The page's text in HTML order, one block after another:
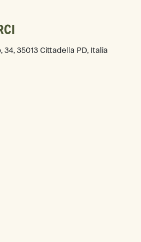
34, 35013 Cittadella PD, Italia